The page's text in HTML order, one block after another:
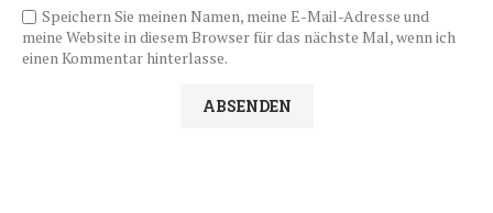
Speichern Sie meinen Namen, meine E-Mail-Adresse und
meine Website in diesem Browser für das nächste Mal, wenn ich
einen Kommentar hinterlasse.